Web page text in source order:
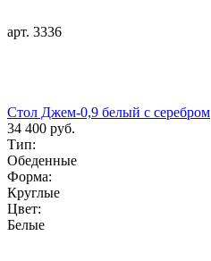
арт. 3336
Стол Джем-0,9 белый с серебром
34 400 руб.
Тип:
Обеденные
Форма:
Круглые
Цвет:
Белые